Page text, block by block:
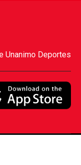
Unanimo Deportes